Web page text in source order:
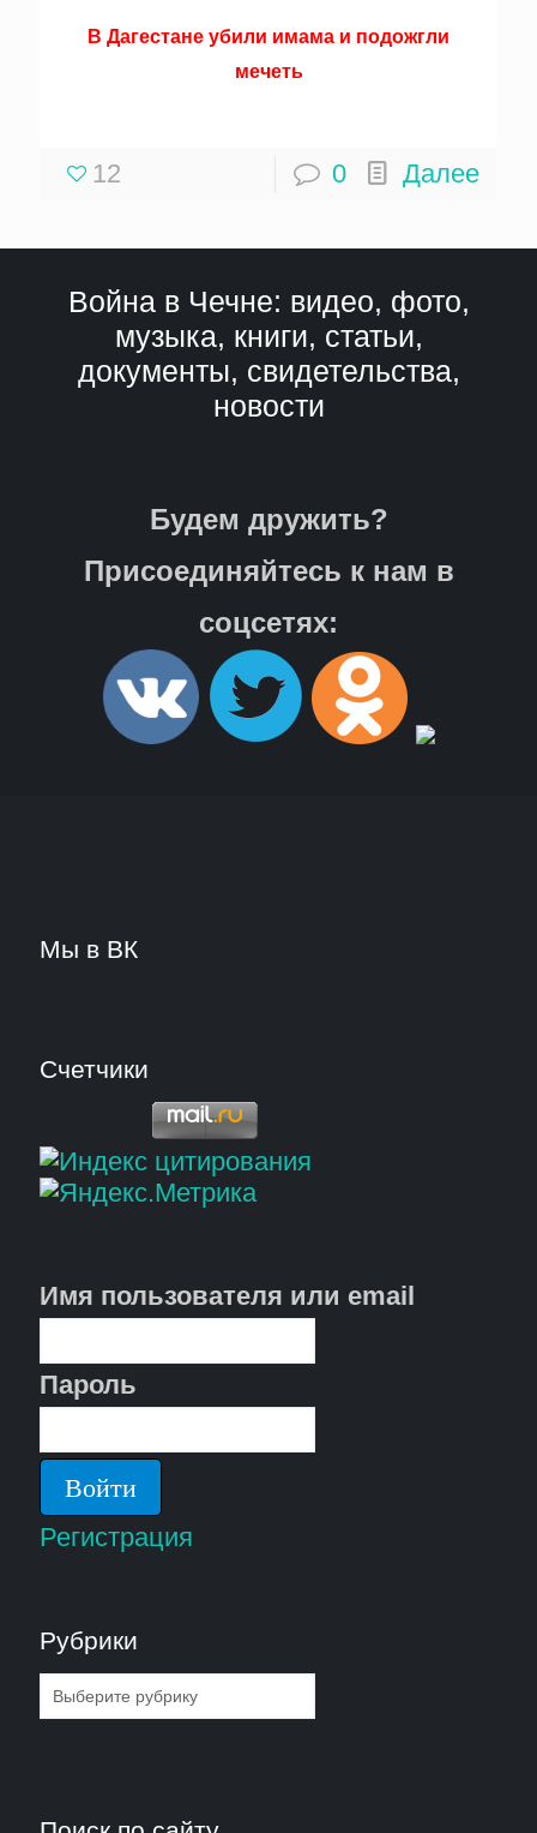
В Дагестане убили имама и подожгли
мечеть
12 0 Далее
Война в Чечне: видео, фото,
музыка, книги, статьи,
документы, свидетельства,
новости
Будем дружить?
Присоединяйтесь к нам в
соцсетях:
Мы в ВК
Счетчики
Имя пользователя или email
Пароль
Регистрация
Рубрики
Рубрики